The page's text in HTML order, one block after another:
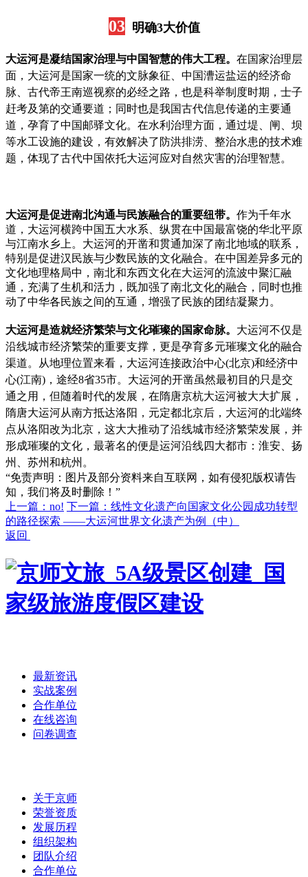
03明确3大价值
大运河是凝结国家治理与中国智慧的伟大工程。 在国家治理层
面，大运河是国家一统的文脉象征、中国漕运盐运的经济命
脉、古代帝王南巡视察的必经之路，也是科举制度时期，士子
赶考及第的交通要道；同时也是我国古代信息传递的主要通
道，孕育了中国邮驿文化。在水利治理方面，通过堤、闸、坝
等水工设施的建设，有效解决了防洪排涝、整治水患的技术难
题，体现了古代中国依托大运河应对自然灾害的治理智慧。
大运河是促进南北沟通与民族融合的重要纽带。 作为千年水
道，大运河横跨中国五大水系、纵贯在中国最富饶的华北平原
与江南水乡上。大运河的开凿和贯通加深了南北地域的联系，
特别是促进汉民族与少数民族的文化融合。在中国差异多元的
文化地理格局中，南北和东西文化在大运河的流波中聚汇融
通，充满了生机和活力，既加强了南北文化的融合，同时也推
动了中华各民族之间的互通，增强了民族的团结凝聚力。
大运河是造就经济繁荣与文化璀璨的国家命脉。 大运河不仅是
沿线城市经济繁荣的重要支撑，更是孕育多元璀璨文化的融合
渠道。从地理位置来看，大运河连接政治中心(北京)和经济中
心(江南)，途经8省35市。大运河的开凿虽然最初目的只是交
通之用，但随着时代的发展，在隋唐京杭大运河被大大扩展，
隋唐大运河从南方抵达洛阳，元定都北京后，大运河的北端终
点从洛阳改为北京，这大大推动了沿线城市经济繁荣发展，并
形成璀璨的文化，最著名的便是运河沿线四大都市：淮安、扬
州、苏州和杭州。
“免责声明：图片及部分资料来自互联网，如有侵犯版权请告
知，我们将及时删除！”
上一篇：no! 下一篇：线性文化遗产向国家文化公园成功转型
的路径探索 ——大运河世界文化遗产为例（中）
返回
最新资讯
实战案例
合作单位
在线咨询
问卷调查
关于京师
荣誉资质
发展历程
组织架构
团队介绍
合作单位